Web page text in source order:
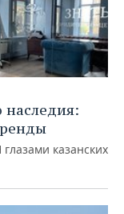
наследия:
казанских